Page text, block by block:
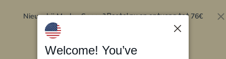
Nieuw bij Marley Spoon?Bestel nu en ontvang tot 76€
Welcome! You’ve